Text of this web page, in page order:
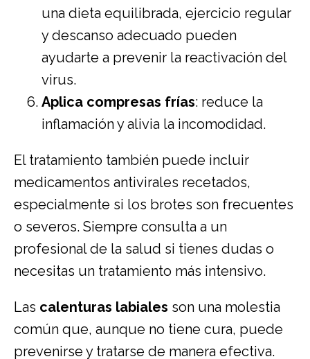
una dieta equilibrada, ejercicio regular
y descanso adecuado pueden
ayudarte a prevenir la reactivación del
virus.
Aplica compresas frías: reduce la
inflamación y alivia la incomodidad.
El tratamiento también puede incluir
medicamentos antivirales recetados,
especialmente si los brotes son frecuentes
o severos. Siempre consulta a un
profesional de la salud si tienes dudas o
necesitas un tratamiento más intensivo.
Las calenturas labiales son una molestia
común que, aunque no tiene cura, puede
prevenirse y tratarse de manera efectiva.